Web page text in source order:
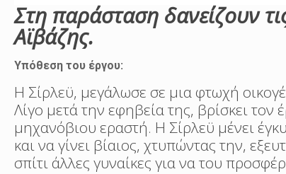
Στη παράσταση δανείζουν
Αϊβάζης.
Υπόθεση του έργου:
Η Σίρλεϋ, μεγάλωσε σε μια φτωχή
Λίγο μετά την εφηβεία της, βρίσκει
μηχανόβιου εραστή. Η Σίρλεϋ μένει
και να γίνει βίαιος, χτυπώντας την,
σπίτι άλλες γυναίκες για να του